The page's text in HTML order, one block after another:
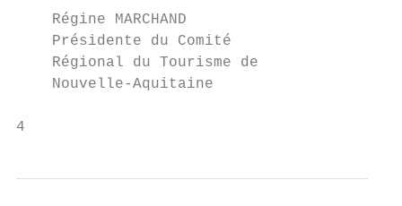
Régine MARCHAND
Présidente du Comité
Régional du Tourisme de
Nouvelle-Aquitaine
4